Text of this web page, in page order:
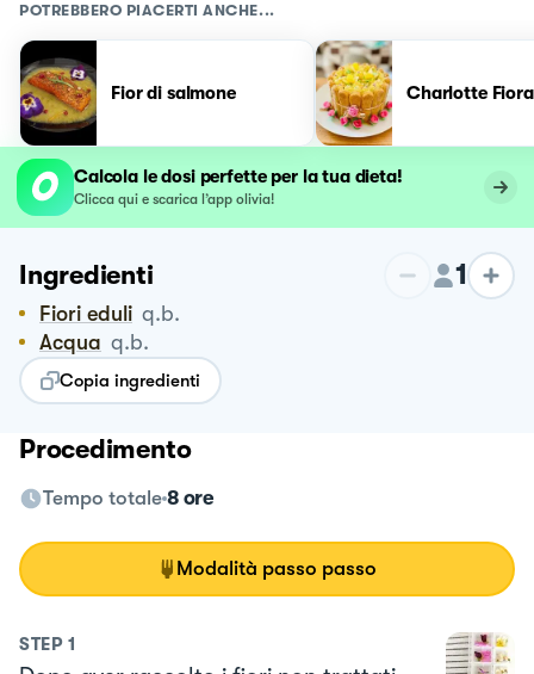
POTREBBERO PIACERTI ANCHE...
Fior di salmone Charlotte
Calcola le dosi perfette per la tua dieta!
Clicca qui e scarica l’app olivia!
Ingredienti 1
Fiori eduli q.b.
Acqua q.b.
Copia ingredienti
Procedimento
Tempo totale 8 ore
Modalità passo passo
STEP 1